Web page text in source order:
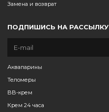
Замена и возврат
ПОДПИШИСЬ НА РАССЫЛКУ
Аквапарины
Теломеры
BB-крем
Крем 24 часа